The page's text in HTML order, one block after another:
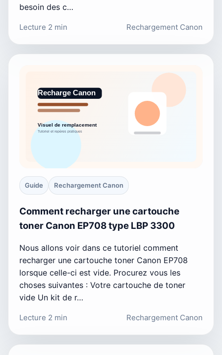
besoin des c…
Lecture 2 min Rechargement Canon
Guide Rechargement Canon
Comment recharger une cartouche
toner Canon EP708 type LBP 3300
Nous allons voir dans ce tutoriel comment
recharger une cartouche toner Canon EP708
lorsque celle-ci est vide. Procurez vous les
choses suivantes : Votre cartouche de toner
vide Un kit de r…
Lecture 2 min Rechargement Canon